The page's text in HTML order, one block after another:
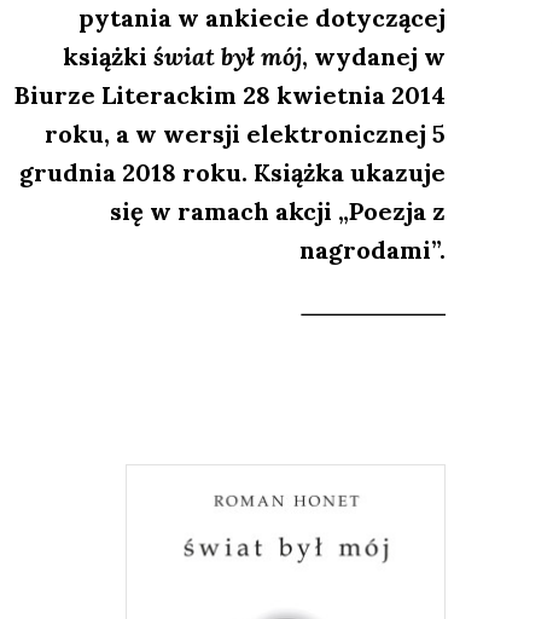
pytania w ankiecie dotyczącej
książkiświat był mój, wydanej w
Biurze Literackim 28 kwietnia 2014
roku, a w wersji elektronicznej 5
grudnia 2018 roku. Książka ukazuje
się w ramach akcji „Poezja z
nagrodami”.